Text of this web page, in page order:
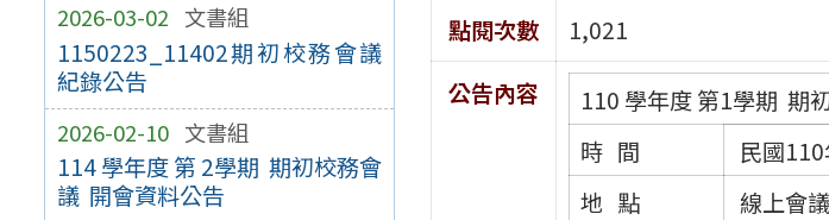
2026-03-02 文書組
1150223_11402期初校務會議
紀錄公告
2026-02-10 文書組
114 學年度 第 2學期 期初校務會
議 開會資料公告
點閱次數
1,021
公告內容
110 學年度 第1學期 期
時 間
民國
地 點
線上會議